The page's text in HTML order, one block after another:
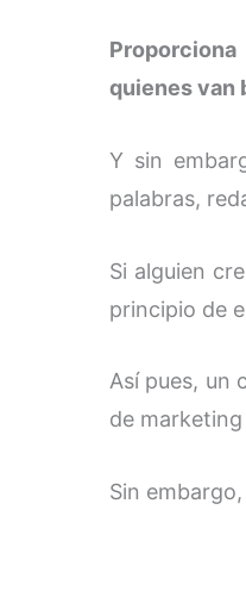
quienes van
Y sin
palabras,
Si alguien
principio de
Así pues, un
de
Sin